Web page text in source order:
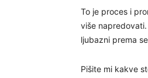
To je proces i
više
ljubazni prema
Pišite mi kakve